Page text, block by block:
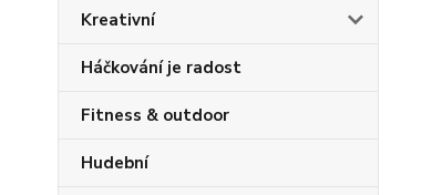
Kreativní
Háčkování je radost
Fitness & outdoor
Hudební